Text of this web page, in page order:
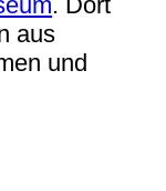
aus
und